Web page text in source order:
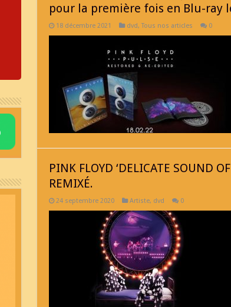
pour la première fois en Blu-ray
18 décembre 2021 dvd,Tous nos articles 0
PINK FLOYD ‘DELICATE SOUND
REMIXÉ.
24 septembre 2020 Artiste, dvd 0